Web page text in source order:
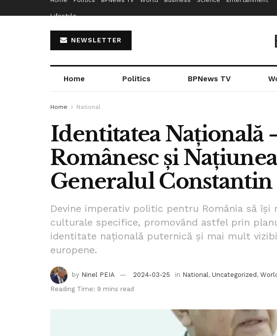
Lifestyle
NEWSLETTER
Home Politics BPNews TV
Home National
Identitatea Națională
Românesc și
Generalul
Devine imperativ politic pentru România să
culturale specifice, promovând astfel prin
identitate națională puternică și mai mult
europene.
by Ninel PEIA 2024-03-25 in National , Uncategorized,
Reading Time: 9 mins read